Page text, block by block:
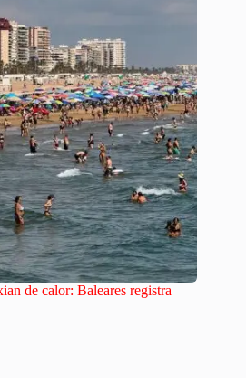
de calor: Baleares registra